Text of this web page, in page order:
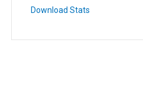
Download Stats